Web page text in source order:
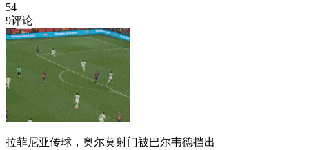
54
9评论
拉菲尼亚传球，奥尔莫射门被巴尔韦德挡出